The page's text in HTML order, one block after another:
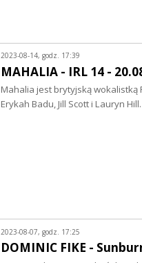
2023-08-14, godz. 17:39
MAHALIA - IRL 14 -
Mahalia jest brytyjską
Erykah Badu, Jill Scott i Lauryn
2023-08-07, godz. 17:25
DOMINIC FIKE -